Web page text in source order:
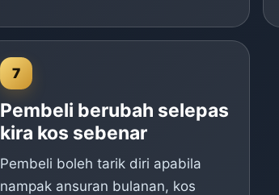
7
Pembeli berubah selepas
kira kos sebenar
Pembeli boleh tarik diri apabila
nampak ansuran bulanan, kos